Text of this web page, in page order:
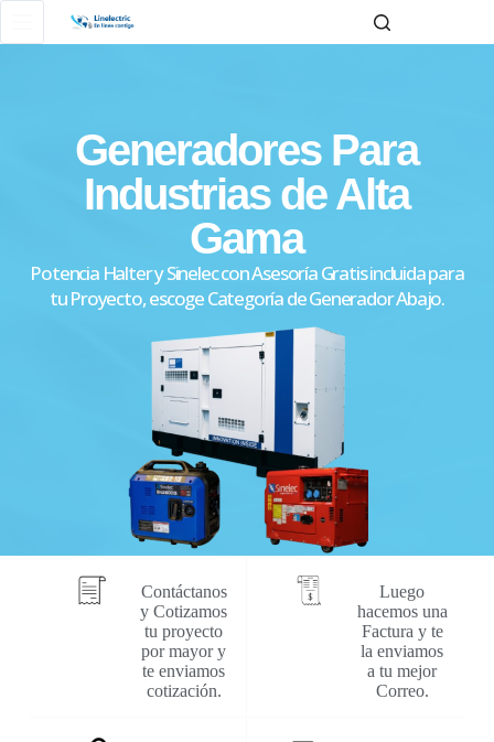
Generadores Para
Industrias de Alta
Gama
Potencia Halter y Sinelec con Asesoría Gratis incluida para
tu Proyecto, escoge Categoría de Generador Abajo.
Contáctanos
y Cotizamos
tu proyecto
por mayor y
te enviamos
cotización.
Luego
hacemos una
Factura y te
la enviamos
a tu mejor
Correo.